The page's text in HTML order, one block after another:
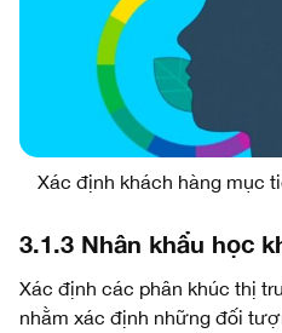
Xác định khách hàng mục
3.1.3 Nhân khẩu học
Xác định các phân khúc thị
nhằm xác định những đối